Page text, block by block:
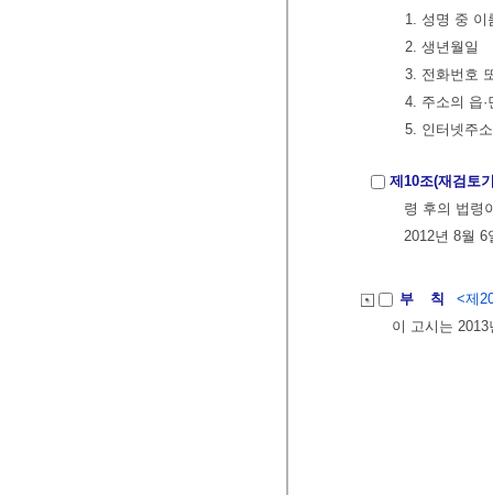
1. 성명 중
2. 생년월일
3. 전화번호
4. 주소의 읍·
5. 인터넷주
제10조(재검토
령 후의 법령
2012년 8월 6
부 칙
<제
이 고시는